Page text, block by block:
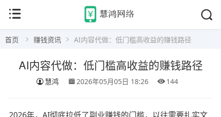
首页 赚钱资讯 AI内容代做：低门槛高收益的赚钱路径
AI内容代做：低门槛高收益的赚钱路径
慧鸿 2026年05月05日 18:26 144